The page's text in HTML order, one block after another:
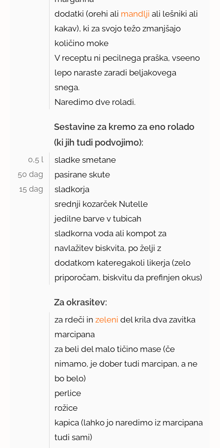
dodatki (orehi ali mandlji ali lešniki ali
kakav), ki za svojo težo zmanjšajo
količino moke
V receptu ni pecilnega praška, vseeno
lepo naraste zaradi beljakovega
snega.
Naredimo dve roladi.
Sestavine za kremo za eno rolado
(ki jih tudi podvojimo):
0,5 l sladke smetane
50 dag pasirane skute
15 dag
sladkorja
srednji kozarček Nutelle
jedilne barve v tubicah
sladkorna voda ali kompot za
navlažitev biskvita, po želji z
dodatkom kateregakoli likerja (zelo
priporočam, biskvitu da prefinjen okus)
Za okrasitev:
za rdeči inzeleni del krila dva zavitka
marcipana
za beli del malo tičino mase (če
nimamo, je dober tudi marcipan, a ne
bo belo)
perlice
rožice
kapica (lahko jo naredimo iz marcipana
tudi sami)